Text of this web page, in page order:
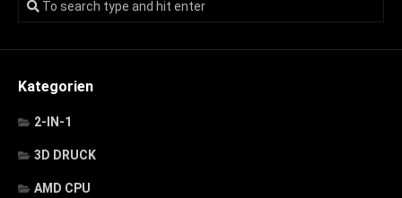
Kategorien
2-IN-1
3D DRUCK
AMD CPU